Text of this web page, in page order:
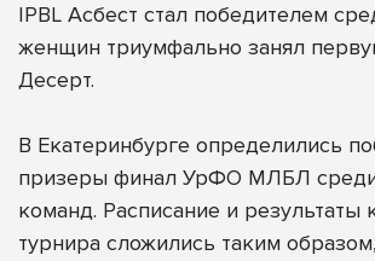
IPBL Асбест стал победителем
женщин триумфально занял
Десерт.
В Екатеринбурге определились
призеры финал УрФО МЛБЛ
команд. Расписание и результаты
турнира сложились таким